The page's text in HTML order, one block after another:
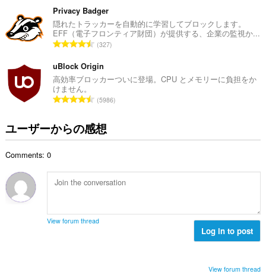
の
総
数
：
Privacy Badger
隠れたトラッカーを自動的に学習してブロックします。
EFF（電子フロンティア財団）が提供する、企業の監視か...
評
の
総
：
327
uBlock Origin
高効率ブロッカーついに登場。CPU とメモリーに負担をか
けません。
評
の
総
5986
ユーザーからの感想
Comments: 0
View forum thread
Log in to post
View forum thread